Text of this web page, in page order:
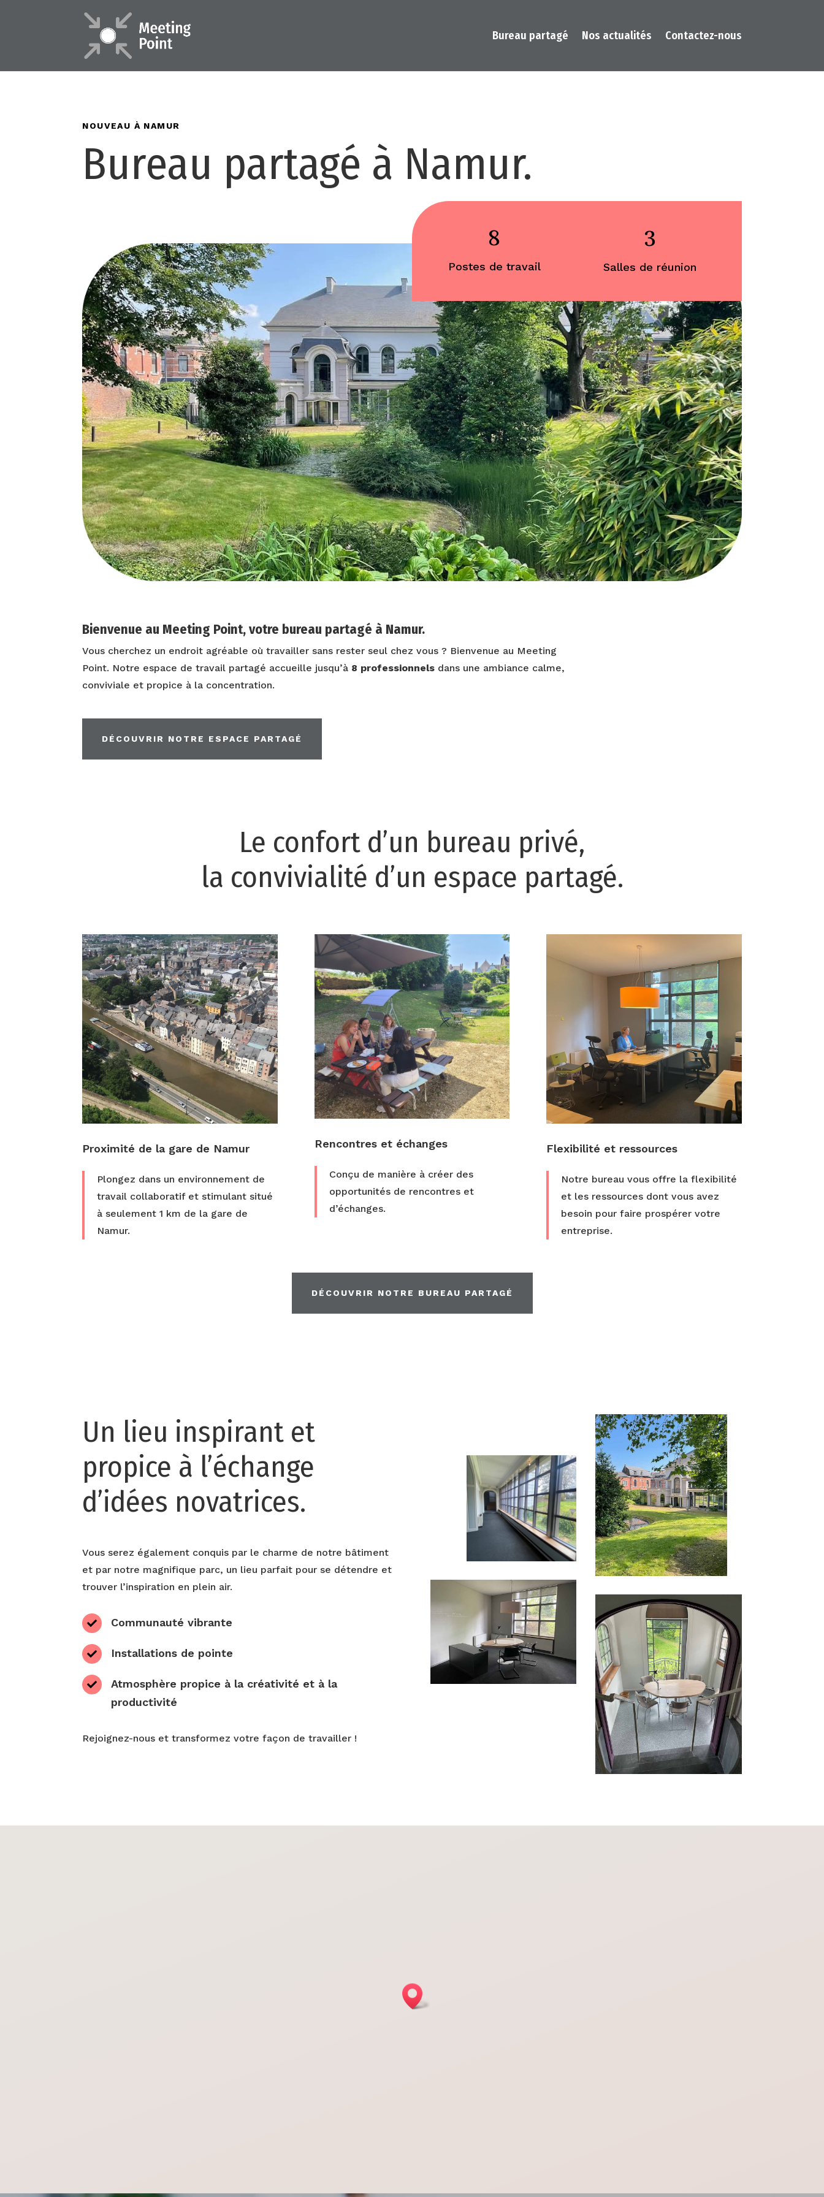
Bureau partagé Nos actualités Contactez-nous
NOUVEAU À NAMUR
Bureau partagé à Namur.
8
Postes de travail
3
Salles de réunion
Bienvenue au Meeting Point, votre bureau partagé à Namur.
Vous cherchez un endroit agréable où travailler sans rester seul chez vous ? Bienvenue au Meeting
Point. Notre espace de travail partagé accueille jusqu’à 8 professionnels dans une ambiance calme,
conviviale et propice à la concentration.
DÉCOUVRIR NOTRE ESPACE PARTAGÉ
Le confort d’un bureau privé,
la convivialité d’un espace partagé.
Proximité de la gare de Namur
Plongez dans un environnement de
travail collaboratif et stimulant situé
à seulement 1 km de la gare de
Namur.
Rencontres et échanges
Conçu de manière à créer des
opportunités de rencontres et
d’échanges.
Flexibilité et ressources
Notre bureau vous offre la flexibilité
et les ressources dont vous avez
besoin pour faire prospérer votre
entreprise.
DÉCOUVRIR NOTRE BUREAU PARTAGÉ
Un lieu inspirant et
propice à l’échange
d’idées novatrices.
Vous serez également conquis par le charme de notre bâtiment
et par notre magnifique parc, un lieu parfait pour se détendre et
trouver l’inspiration en plein air.
 Communauté vibrante
 Installations de pointe

Atmosphère propice à la créativité et à la
productivité
Rejoignez-nous et transformez votre façon de travailler !